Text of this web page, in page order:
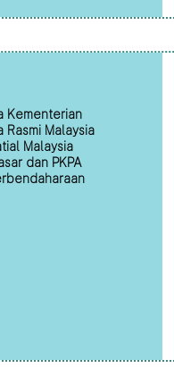
Kementerian
Rasmi Malaysia
Malaysia
dan PKPA